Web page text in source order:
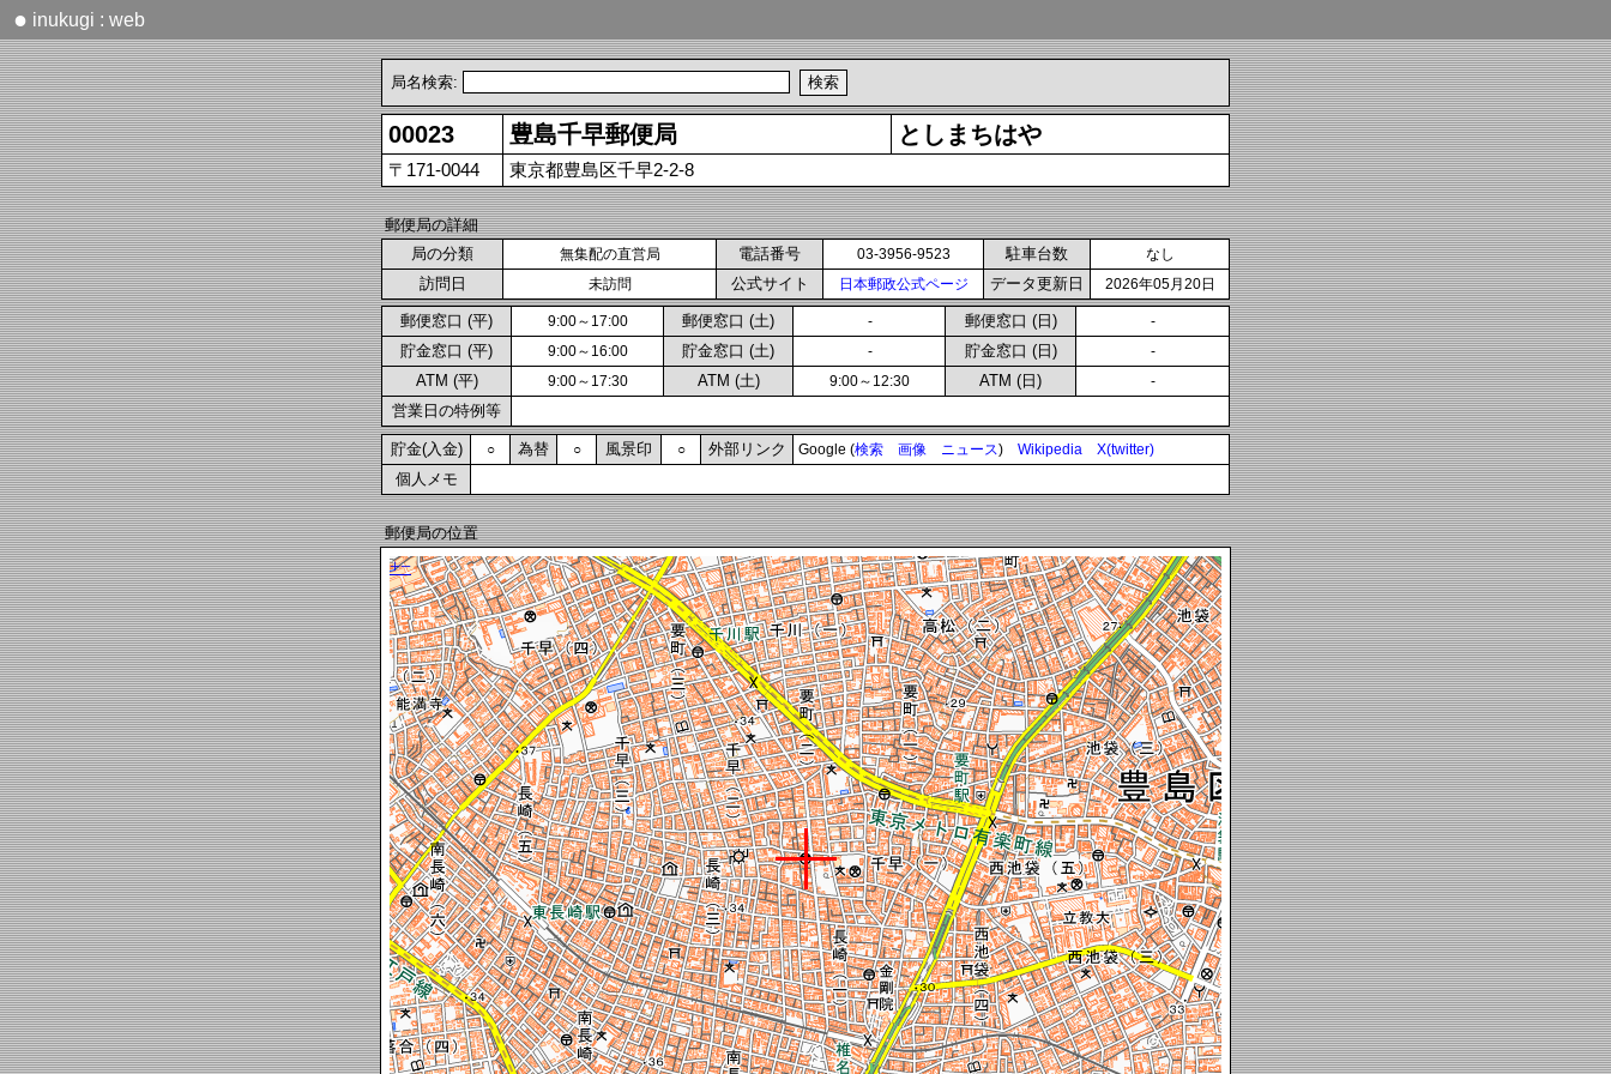
● inukugi : web
局名検索:
00023 豊島千早郵便局 としまちはや
〒171-0044 東京都豊島区千早2-2-8
郵便局の詳細
局の分類
無集配の直営局 電話番号 03-3956-9523 駐車台数 なし
訪問日 未訪問 公式サイト 日本郵政公式ページ データ更新日 2026年05月20日
郵便窓口 (平) 9:00～17:00 郵便窓口 (土) - 郵便窓口 (日) -
貯金窓口 (平) 9:00～16:00 貯金窓口 (土) - 貯金窓口 (日) -
ATM (平) 9:00～17:30 ATM (土) 9:00～12:30 ATM (日) -
営業日の特例等
貯金(入金) ○ 為替 ○ 風景印 ○ 外部リンク Google (検索 画像 ニュース) Wikipedia X(twitter)
個人メモ
郵便局の位置